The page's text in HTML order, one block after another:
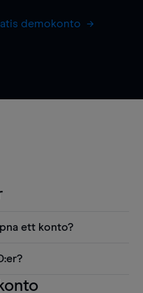
demokonto
ett konto?
Reuters
på när man